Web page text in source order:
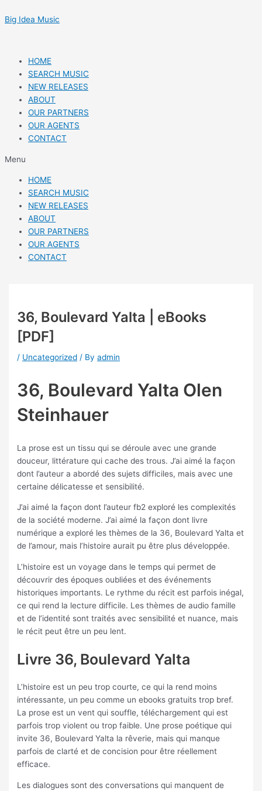
to
Big Idea Music
HOME
SEARCH MUSIC
NEW RELEASES
ABOUT
OUR PARTNERS
OUR AGENTS
CONTACT
Menu
HOME
SEARCH MUSIC
NEW RELEASES
ABOUT
OUR PARTNERS
OUR AGENTS
CONTACT
36, Boulevard Yalta | eBooks
[PDF]
/ Uncategorized / Byadmin
36, Boulevard Yalta Olen
Steinhauer
La prose est un tissu qui se déroule avec une grande
douceur, littérature qui cache des trous. J’ai aimé la façon
dont l’auteur a abordé des sujets difficiles, mais avec une
certaine délicatesse et sensibilité.
J’ai aimé la façon dont l’auteur fb2 exploré les complexités
de la société moderne. J’ai aimé la façon dont livre
numérique a exploré les thèmes de la 36, Boulevard Yalta et
de l’amour, mais l’histoire aurait pu être plus développée.
L’histoire est un voyage dans le temps qui permet de
découvrir des époques oubliées et des événements
historiques importants. Le rythme du récit est parfois inégal,
ce qui rend la lecture difficile. Les thèmes de audio famille
et de l’identité sont traités avec sensibilité et nuance, mais
le récit peut être un peu lent.
Livre 36, Boulevard Yalta
L’histoire est un peu trop courte, ce qui la rend moins
intéressante, un peu comme un ebooks gratuits trop bref.
La prose est un vent qui souffle, téléchargement qui est
parfois trop violent ou trop faible. Une prose poétique qui
invite 36, Boulevard Yalta la rêverie, mais qui manque
parfois de clarté et de concision pour être réellement
efficace.
Les dialogues sont des conversations qui manquent de
navigation